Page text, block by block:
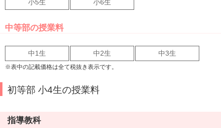
小5生 小6生
中等部の授業料
中1生 中2生 中3生
※表中の記載価格は全て税抜き表示です。
初等部 小4生の授業料
指導教科